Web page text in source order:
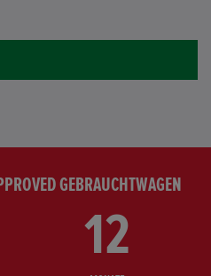
GEBRAUCHTWAGEN
12